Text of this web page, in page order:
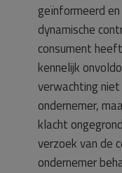
geïnformeerd
dynamische
consument
kennelijk
verwachting
ondernemer,
klacht
verzoek van de
ondernemer